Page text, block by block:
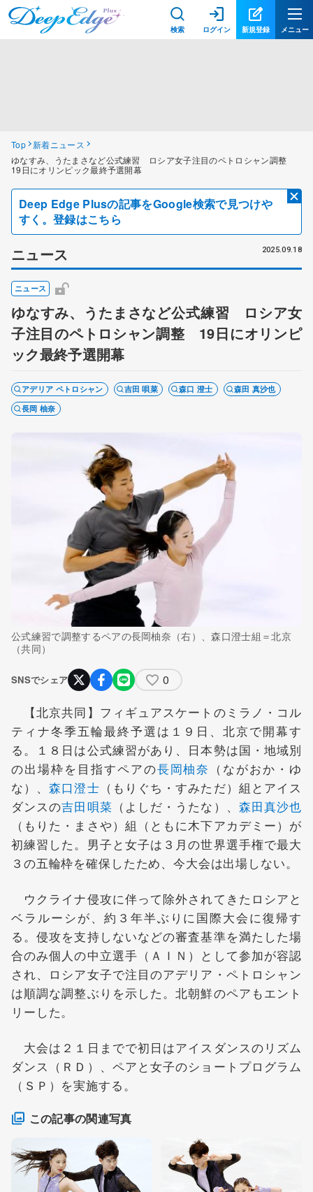
検索 ログイン 新規登録 メニュー
Top 新着ニュース
ゆなすみ、うたまさなど公式練習 ロシア女子注目のペトロシャン調整
19日にオリンピック最終予選開幕
Deep Edge Plusの記事をGoogle検索で見つけや
すく。登録はこちら
ニュース 2025.09.18
ニュース
ゆなすみ、うたまさなど公式練習 ロシア女
子注目のペトロシャン調整 19日にオリンピ
ック最終予選開幕
アデリア ペトロシャン 吉田 唄菜 森口 澄士
森田 真沙也
長岡 柚奈
公式練習で調整するペアの長岡柚奈（右）、森口澄士組＝北京
（共同）
SNSでシェア 0
【北京共同】フィギュアスケートのミラノ・コル
ティナ冬季五輪最終予選は１９日、北京で開幕す
る。１８日は公式練習があり、日本勢は国・地域別
の出場枠を目指すペアの長岡柚奈 （ながおか・ゆ
な）、森口澄士 （もりぐち・すみただ）組とアイス
ダンスの吉田唄菜 （よしだ・うたな）、 森田真沙也
（もりた・まさや）組（ともに木下アカデミー）が
初練習した。男子と女子は３月の世界選手権で最大
３の五輪枠を確保したため、今大会は出場しない。
ウクライナ侵攻に伴って除外されてきたロシアと
ベラルーシが、約３年半ぶりに国際大会に復帰す
る。侵攻を支持しないなどの審査基準を満たした場
合のみ個人の中立選手（ＡＩＮ）として参加が容認
され、ロシア女子で注目のアデリア・ペトロシャン
は順調な調整ぶりを示した。北朝鮮のペアもエント
リーした。
大会は２１日までで初日はアイスダンスのリズム
ダンス（ＲＤ）、ペアと女子のショートプログラム
（ＳＰ）を実施する。
この記事の関連写真